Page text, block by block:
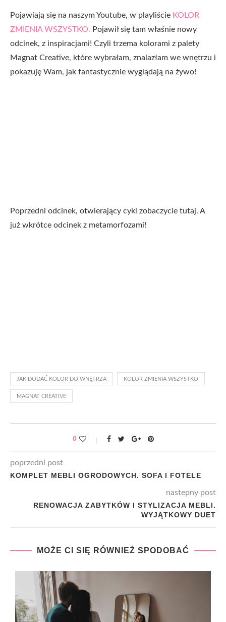
Pojawiają się na naszym Youtube, w playliście KOLOR
ZMIENIA WSZYSTKO. Pojawił się tam właśnie nowy
odcinek, z inspiracjami! Czyli trzema kolorami z palety
Magnat Creative, które wybrałam, znalazłam we wnętrzu i
pokazuję Wam, jak fantastycznie wyglądają na żywo!
Poprzedni odcinek, otwierający cykl zobaczycie tutaj. A
już wkrótce odcinek z metamorfozami!
JAK DODAĆ KOLOR DO WNĘTRZA KOLOR ZMIENIA WSZYSTKO
MAGNAT CREATIVE
0
poprzedni post
KOMPLET MEBLI OGRODOWYCH. SOFA I FOTELE
nastepny post
RENOWACJA ZABYTKÓW I STYLIZACJA MEBLI.
WYJĄTKOWY DUET
MOŻE CI SIĘ RÓWNIEŻ SPODOBAĆ